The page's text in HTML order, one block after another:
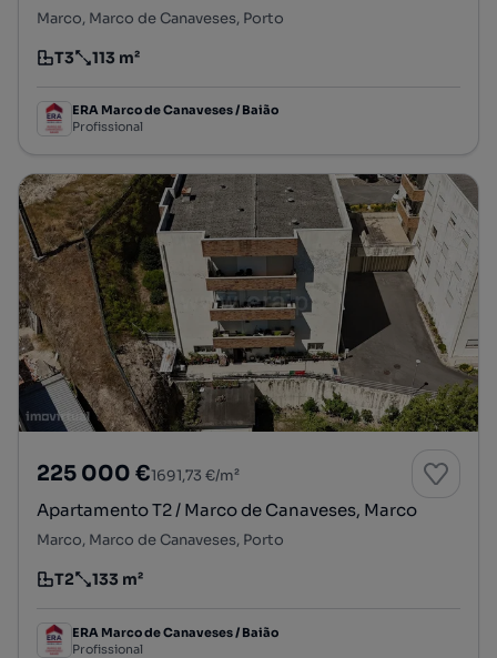
Marco, Marco de Canaveses, Porto
Tipologia
T3
Preço por metro quadrado
113 m²
ERA Marco de Canaveses / Baião
Profissional
225 000 €1691,73 €/m²
Apartamento T2 / Marco de Canaveses, Marco
Marco, Marco de Canaveses, Porto
Tipologia
T2
Preço por metro quadrado
133 m²
ERA Marco de Canaveses / Baião
Profissional